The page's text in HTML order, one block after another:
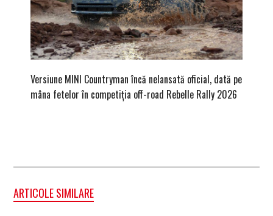
Versiune MINI Countryman încă nelansată oficial, dată pe
mâna fetelor în competiția off-road Rebelle Rally 2026
ARTICOLE SIMILARE